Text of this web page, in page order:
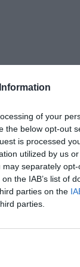
of your
the below opt-out
is processed
utilized by us
separately
the IAB’s list of
parties on the
parties.
W
WŁADZ
pryskania
Jak
radny